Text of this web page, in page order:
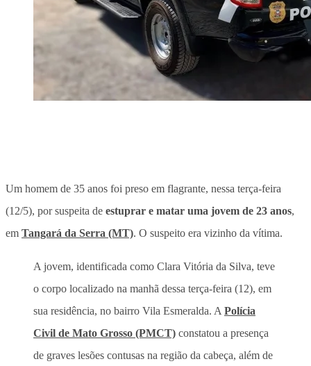
Um homem de 35 anos foi preso em flagrante, nessa terça-feira
(12/5), por suspeita de estuprar e matar uma jovem de 23 anos,
em Tangará da Serra (MT). O suspeito era vizinho da vítima.
A jovem, identificada como Clara Vitória da Silva, teve
o corpo localizado na manhã dessa terça-feira (12), em
sua residência, no bairro Vila Esmeralda. A Polícia
Civil de Mato Grosso (PMCT) constatou a presença
de graves lesões contusas na região da cabeça, além de